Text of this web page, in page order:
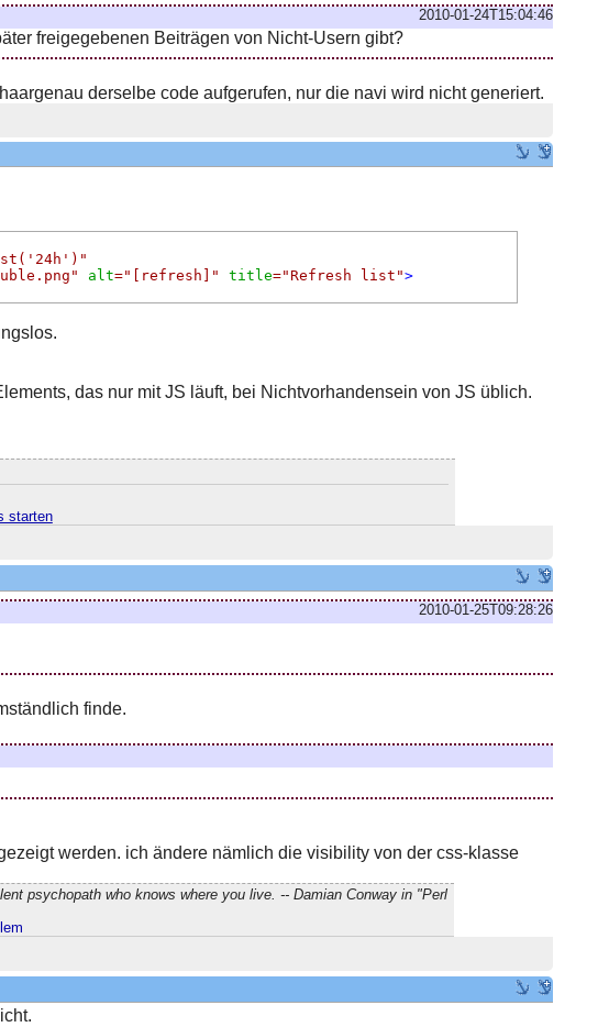
2010-01-24T15:04:46
freigegebenen Beiträgen von Nicht-Usern gibt?
derselbe code aufgerufen, nur die navi wird nicht generiert.
alt="[refresh]" title="Refresh list">
das nur mit JS läuft, bei Nichtvorhandensein von JS üblich.
starten
2010-01-25T09:28:26
finde.
werden. ich ändere nämlich die visibility von der css-klasse
psychopath who knows where you live. -- Damian Conway in "Perl